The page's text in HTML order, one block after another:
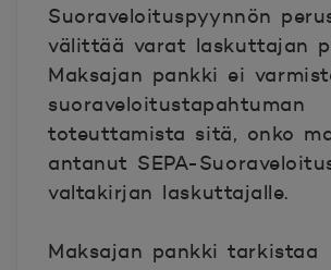
Suoraveloituspyynnön
välittää varat laskuttajan
Maksajan pankki ei
suoraveloitustapahtuman
toteuttamista sitä, onko
antanut SEPA-
valtakirjan laskuttajalle.
Maksajan pankki tarkistaa